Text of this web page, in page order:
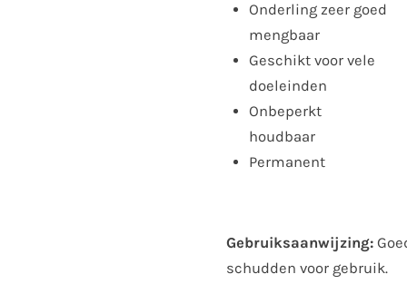
Onderling zeer goed
mengbaar
Geschikt voor vele
doeleinden
Onbeperkt
houdbaar
Permanent
Gebruiksaanwijzing:
schudden voor gebruik.